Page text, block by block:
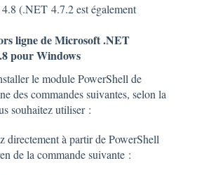
(.NET 4.7.2 est également
ligne de Microsoft .NET
pour Windows
le module PowerShell de
des commandes suivantes, selon la
souhaitez utiliser :
directement à partir de PowerShell
de la commande suivante :